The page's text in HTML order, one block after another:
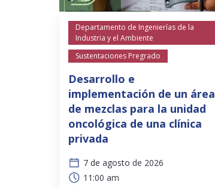
Departamento de Ingenierías de la
Industria y el Ambiente
Sustentaciones Pregrado
Desarrollo e
implementación de un área
de mezclas para la unidad
oncológica de una clínica
privada
7 de agosto de 2026
11:00 am